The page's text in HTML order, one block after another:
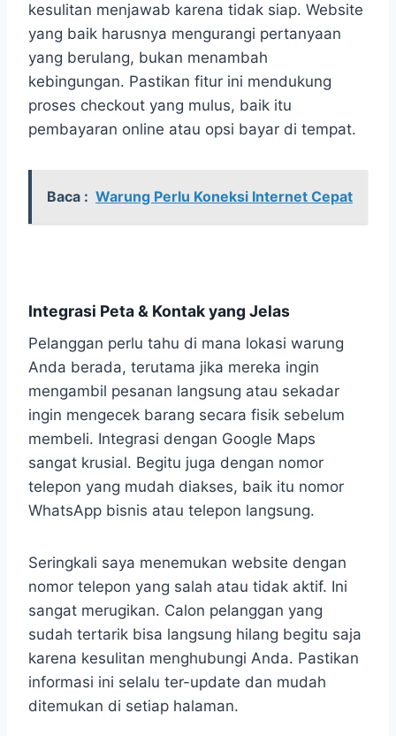
kesulitan menjawab karena tidak siap. Website
yang baik harusnya mengurangi pertanyaan
yang berulang, bukan menambah
kebingungan. Pastikan fitur ini mendukung
proses checkout yang mulus, baik itu
pembayaran online atau opsi bayar di tempat.
Baca : Warung Perlu Koneksi Internet Cepat
Integrasi Peta & Kontak yang Jelas
Pelanggan perlu tahu di mana lokasi warung
Anda berada, terutama jika mereka ingin
mengambil pesanan langsung atau sekadar
ingin mengecek barang secara fisik sebelum
membeli. Integrasi dengan Google Maps
sangat krusial. Begitu juga dengan nomor
telepon yang mudah diakses, baik itu nomor
WhatsApp bisnis atau telepon langsung.
Seringkali saya menemukan website dengan
nomor telepon yang salah atau tidak aktif. Ini
sangat merugikan. Calon pelanggan yang
sudah tertarik bisa langsung hilang begitu saja
karena kesulitan menghubungi Anda. Pastikan
informasi ini selalu ter-update dan mudah
ditemukan di setiap halaman.